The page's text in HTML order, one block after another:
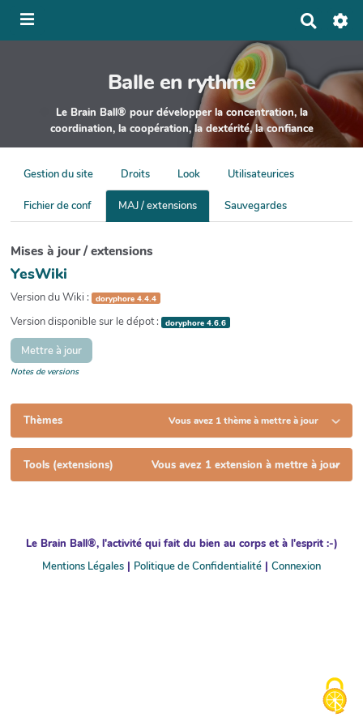
e
r
c
Balle en rythme
Le Brain Ball® pour développer la concentration, la
coordination, la coopération, la dextérité, la confiance
Gestion du site Droits Look Utilisateurices
Fichier de conf MAJ / extensions Sauvegardes
Mises à jour / extensions
YesWiki
Version du Wiki : doryphore 4.4.4
Version disponible sur le dépot : doryphore 4.6.6
Mettre à jour
Notes de versions
Thèmes Vous avez 1 thème à mettre à jour
Tools (extensions) Vous avez 1 extension à mettre à jour
Le Brain Ball®, l'activité qui fait du bien au corps et à l'esprit :-)
Mentions Légales | Politique de Confidentialité | Connexion